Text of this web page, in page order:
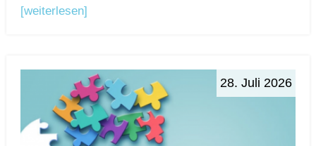
[weiterlesen]
28. Juli 2026